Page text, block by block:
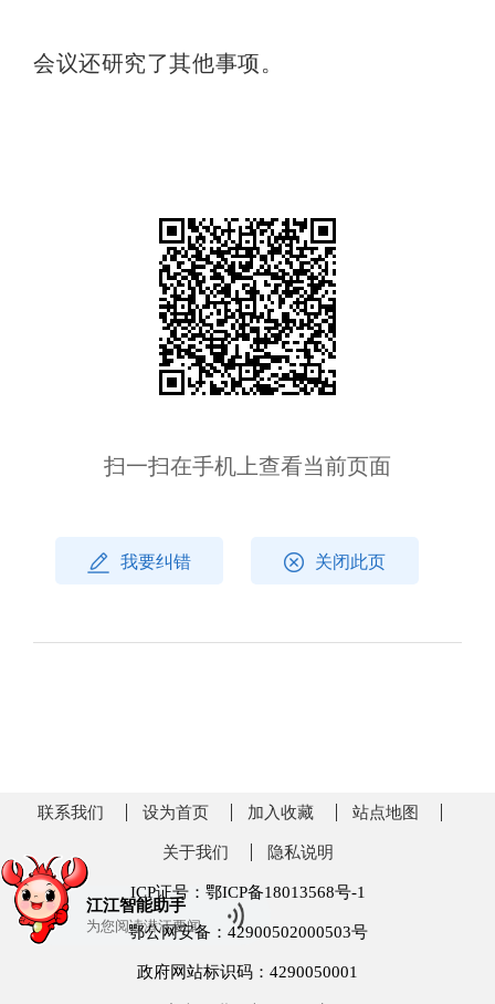
江江智能助手
为您阅读潜江要闻
会议还研究了其他事项。
扫一扫在手机上查看当前页面
我要纠错 关闭此页
联系我们 设为首页 加入收藏 站点地图
关于我们 隐私说明
ICP证号：鄂ICP备18013568号-1
鄂公网安备：42900502000503号
政府网站标识码：4290050001